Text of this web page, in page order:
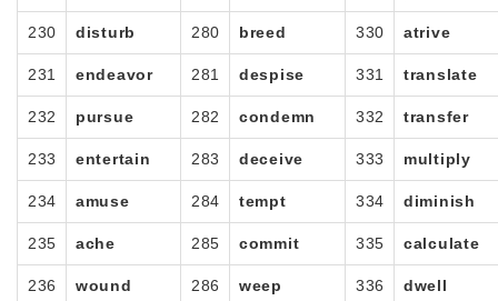
230 disturb 280 breed 330 atrive
231 endeavor 281 despise 331 translate
232 pursue 282 condemn 332 transfer
233 entertain 283 deceive 333 multiply
234 amuse 284 tempt 334 diminish
235 ache 285 commit 335 calculate
236 wound 286 weep 336 dwell